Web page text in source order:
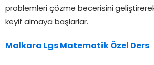
problemleri çözme becerisini
keyif almaya başlarlar.
Malkara Lgs Matematik Özel Ders